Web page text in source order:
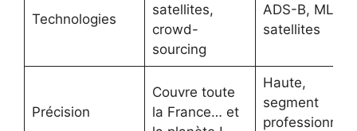
Technologies
satellites,
crowd-
sourcing
ADS-B, MLAT,
satellites
Précision
Couvre toute
la France… et
Haute,
segment
professionnel